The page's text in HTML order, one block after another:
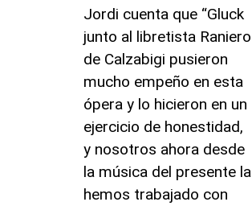
Jordi cuenta que “Gluck
junto al libretista Raniero
de Calzabigi pusieron
mucho empeño en esta
ópera y lo hicieron en un
ejercicio de honestidad,
y nosotros ahora desde
la música del presente la
hemos trabajado con